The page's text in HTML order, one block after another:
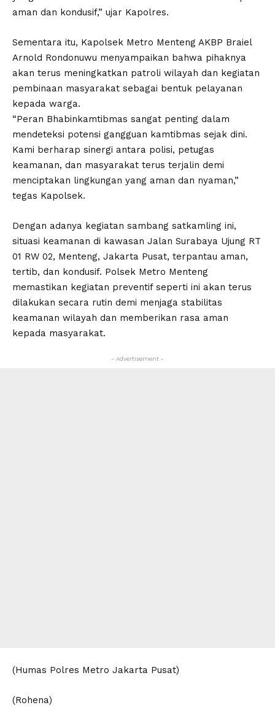
aman dan kondusif,” ujar Kapolres.
Sementara itu, Kapolsek Metro Menteng AKBP Braiel
Arnold Rondonuwu menyampaikan bahwa pihaknya
akan terus meningkatkan patroli wilayah dan kegiatan
pembinaan masyarakat sebagai bentuk pelayanan
kepada warga.
“Peran Bhabinkamtibmas sangat penting dalam
mendeteksi potensi gangguan kamtibmas sejak dini.
Kami berharap sinergi antara polisi, petugas
keamanan, dan masyarakat terus terjalin demi
menciptakan lingkungan yang aman dan nyaman,”
tegas Kapolsek.
Dengan adanya kegiatan sambang satkamling ini,
situasi keamanan di kawasan Jalan Surabaya Ujung RT
01 RW 02, Menteng, Jakarta Pusat, terpantau aman,
tertib, dan kondusif. Polsek Metro Menteng
memastikan kegiatan preventif seperti ini akan terus
dilakukan secara rutin demi menjaga stabilitas
keamanan wilayah dan memberikan rasa aman
kepada masyarakat.
- Advertisement -
(Humas Polres Metro Jakarta Pusat)
(Rohena)